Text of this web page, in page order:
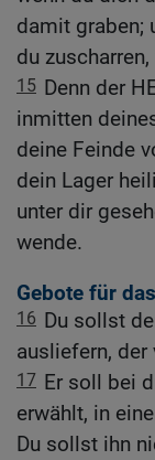
damit graben;
du
15 Denn der
inmitten
deine Feinde
dein Lager
unter dir
wende.
Gebote für
16 Du sollst
ausliefern,
17 Er soll bei
erwählt, in
Du sollst ihn